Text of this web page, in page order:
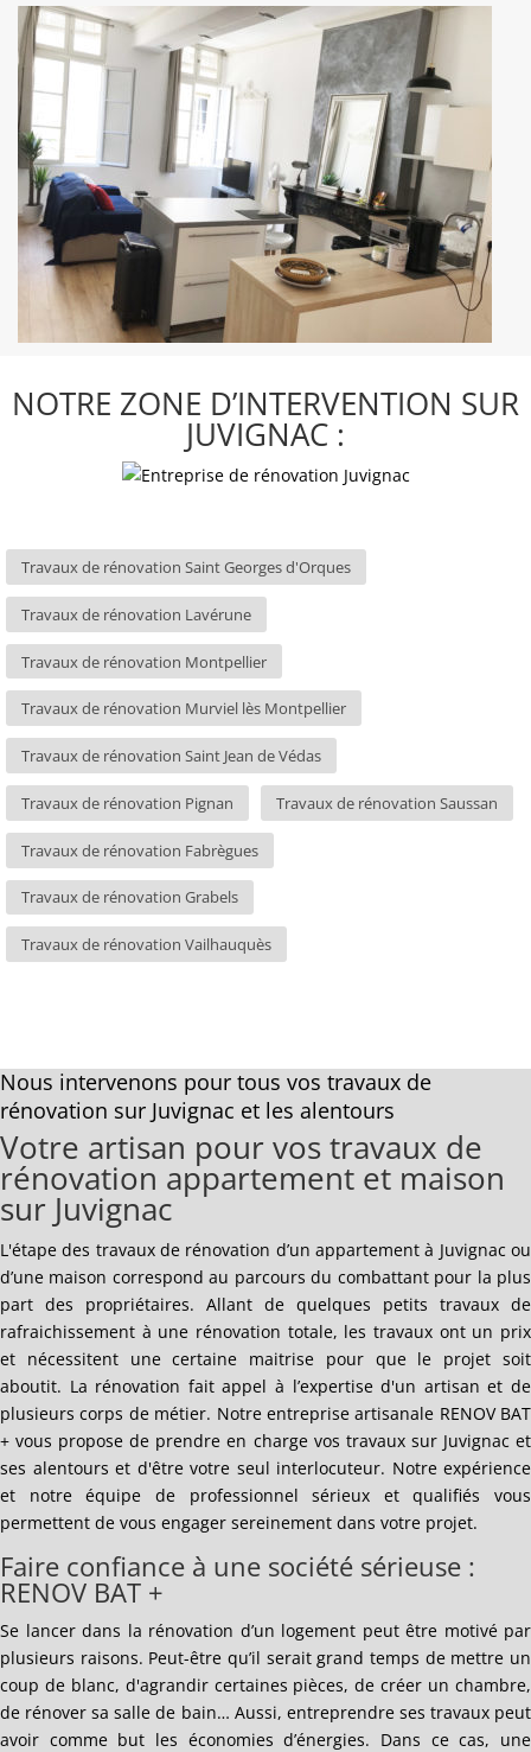
NOTRE ZONE D’INTERVENTION SUR
JUVIGNAC :
Travaux de rénovation Saint Georges d'Orques
Travaux de rénovation Lavérune
Travaux de rénovation Montpellier
Travaux de rénovation Murviel lès Montpellier
Travaux de rénovation Saint Jean de Védas
Travaux de rénovation Pignan Travaux de rénovation Saussan
Travaux de rénovation Fabrègues
Travaux de rénovation Grabels
Travaux de rénovation Vailhauquès
Nous intervenons pour tous vos travaux de
rénovation sur Juvignac et les alentours
Votre artisan pour vos travaux de
rénovation appartement et maison
sur Juvignac
L'étape des travaux de rénovation d’un appartement à Juvignac ou
d’une maison correspond au parcours du combattant pour la plus
part des propriétaires. Allant de quelques petits travaux de
rafraichissement à une rénovation totale, les travaux ont un prix
et nécessitent une certaine maitrise pour que le projet soit
aboutit. La rénovation fait appel à l’expertise d'un artisan et de
plusieurs corps de métier. Notre entreprise artisanale RENOV BAT
+ vous propose de prendre en charge vos travaux sur Juvignac et
ses alentours et d'être votre seul interlocuteur. Notre expérience
et notre équipe de professionnel sérieux et qualifiés vous
permettent de vous engager sereinement dans votre projet.
Faire confiance à une société sérieuse :
RENOV BAT +
Se lancer dans la rénovation d’un logement peut être motivé par
plusieurs raisons. Peut-être qu’il serait grand temps de mettre un
coup de blanc, d'agrandir certaines pièces, de créer un chambre,
de rénover sa salle de bain… Aussi, entreprendre ses travaux peut
avoir comme but les économies d’énergies. Dans ce cas, une